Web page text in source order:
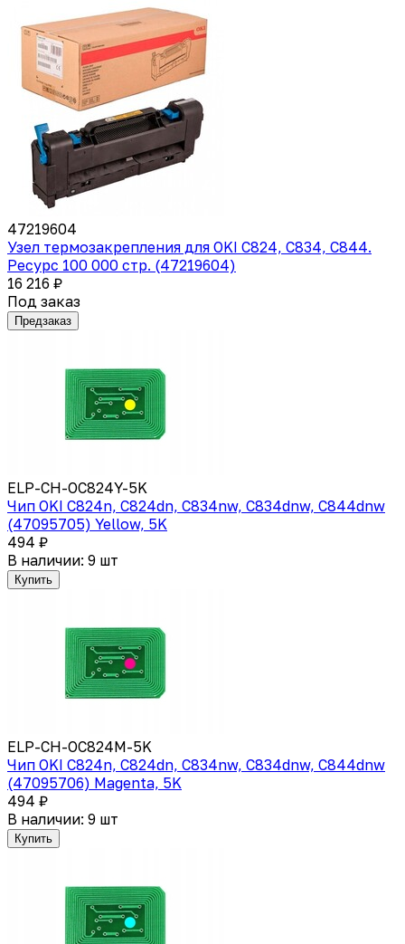
47219604
Узел термозакрепления для OKI C824, C834, C844.
Ресурс 100 000 стр. (47219604)
16 216 ₽
Под заказ
Предзаказ
ELP-CH-OC824Y-5K
Чип OKI C824n, C824dn, C834nw, C834dnw, C844dnw
(47095705) Yellow, 5K
494 ₽
В наличии: 9 шт
Купить
ELP-CH-OC824M-5K
Чип OKI C824n, C824dn, C834nw, C834dnw, C844dnw
(47095706) Magenta, 5K
494 ₽
В наличии: 9 шт
Купить